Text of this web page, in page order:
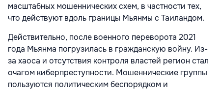
масштабных мошеннических схем, в частности тех,
что действуют вдоль границы Мьянмы с Таиландом.
Действительно, после военного переворота 2021
года Мьянма погрузилась в гражданскую войну. Из-
за хаоса и отсутствия контроля властей регион стал
очагом киберпреступности. Мошеннические группы
пользуются политическим беспорядком и